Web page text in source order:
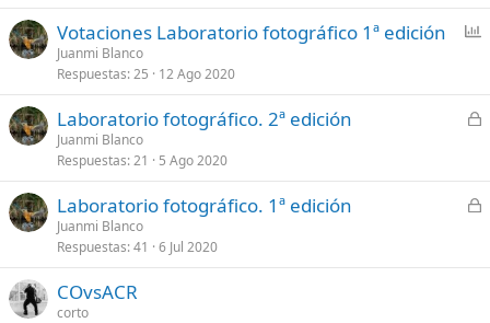
r
a
u
e
Votaciones Laboratorio fotográfico 1ª edición
Juanmi Blanco
Respuestas 25 12 Ago 2020
C
r
a
Laboratorio fotográfico. 2ª edición
Juanmi Blanco
Respuestas 21 5 Ago 2020
C
r
Laboratorio fotográfico. 1ª edición
Juanmi Blanco
Respuestas 41 6 Jul 2020
COvsACR
corto